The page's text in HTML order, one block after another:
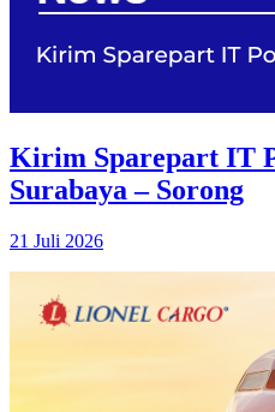
Kirim Sparepart IT
Surabaya – Sorong
21 Juli 2026